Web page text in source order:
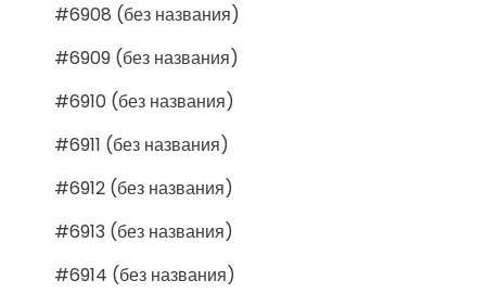
#6908 (без названия)
#6909 (без названия)
#6910 (без названия)
#6911 (без названия)
#6912 (без названия)
#6913 (без названия)
#6914 (без названия)